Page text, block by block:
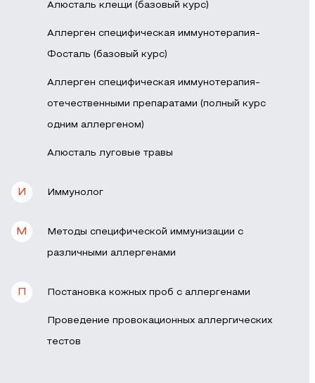
Алюсталь клещи (базовый курс)
Аллерген специфическая иммунотерапия-
Фосталь (базовый курс)
Аллерген специфическая иммунотерапия-
отечественными препаратами (полный курс
одним аллергеном)
Алюсталь луговые травы
И Иммунолог
М Методы специфической иммунизации с
различными аллергенами
П Постановка кожных проб с аллергенами
Проведение провокационных аллергических
тестов